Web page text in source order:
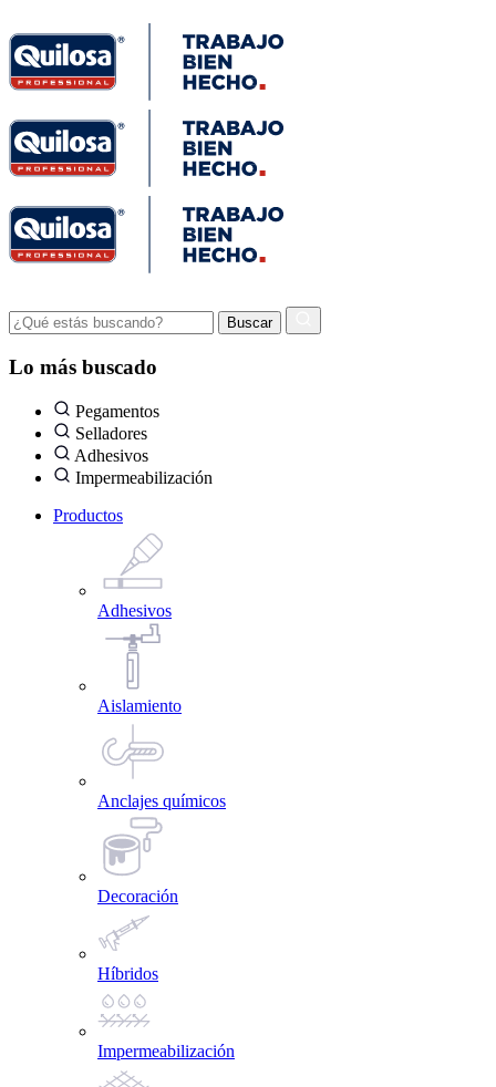
Lo más buscado
Pegamentos
Selladores
Adhesivos
Impermeabilización
Productos
Adhesivos
Aislamiento
Anclajes químicos
Decoración
Híbridos
Impermeabilización